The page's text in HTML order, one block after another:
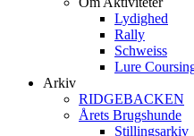
Lydighed
Rally
Schweiss
Lure
Arkiv
RIDGEBACKEN
Årets Brugshunde
Stillingsarkiv